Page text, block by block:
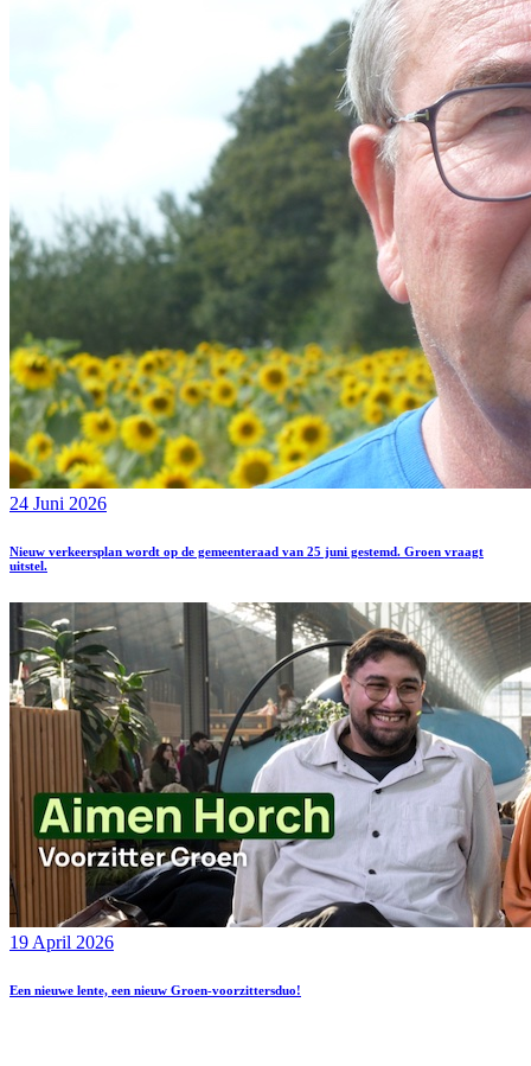
24 Juni 2026
Nieuw verkeersplan wordt op de gemeenteraad van 25 juni gestemd. Groen vraagt
uitstel.
19 April 2026
Een nieuwe lente, een nieuw Groen-voorzittersduo!